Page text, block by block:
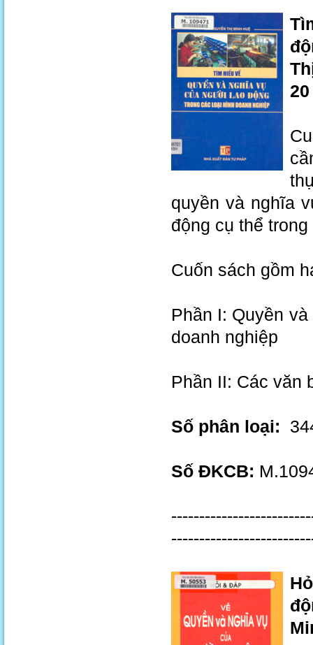
quyền và nghĩa
động cụ thể
Cuốn sách gồm
Phần I: Quyền
doanh nghiệp
Phần II: Các văn
Số phân loại:
Số ĐKCB: